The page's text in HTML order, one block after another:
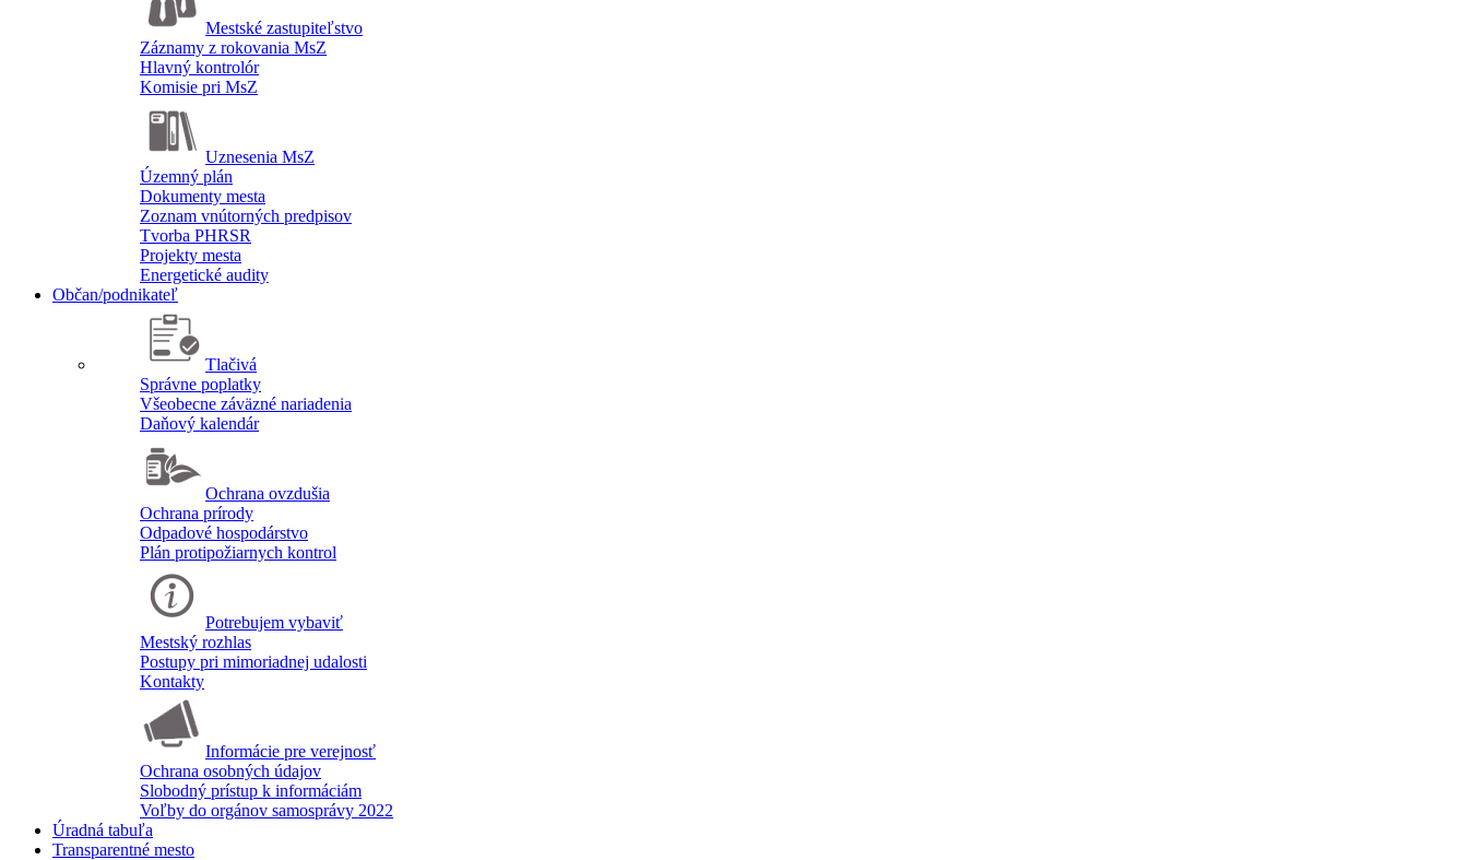
Mestské zastupiteľstvo
Záznamy z rokovania MsZ
Hlavný kontrolór
Komisie pri MsZ
Uznesenia MsZ
Územný plán
Dokumenty mesta
Zoznam vnútorných predpisov
Tvorba PHRSR
Projekty mesta
Energetické audity
Občan/podnikateľ
Tlačivá
Správne poplatky
Všeobecne záväzné nariadenia
Daňový kalendár
Ochrana ovzdušia
Ochrana prírody
Odpadové hospodárstvo
Plán protipožiarnych kontrol
Potrebujem vybaviť
Mestský rozhlas
Postupy pri mimoriadnej udalosti
Kontakty
Informácie pre verejnosť
Ochrana osobných údajov
Slobodný prístup k informáciám
Voľby do orgánov samosprávy 2022
Úradná tabuľa
Transparentné mesto